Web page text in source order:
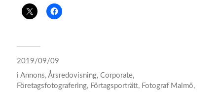
2019/09/09
i Annons, Årsredovisning, Corporate,
Företagsfotografering, Förtagsporträtt, Fotograf Malmö,